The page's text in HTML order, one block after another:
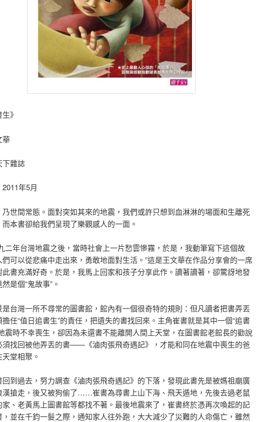
》
華
下雜誌
年5月
乃世間常態。面對突如其來的地震，我們或許只想到血淋淋的場面和生離死
本書卻給我們呈現了樂觀感人的一面。
二年台灣地震之後，當時社會上一片愁雲慘霧，於是，我動筆寫下這個故
可以從悲痛中走出來，勇敢地面對生活。”這是王文華在作品分享會的一席
書充滿好奇。於是，我馬上回家和孩子分享此作。讀著讀著，卻驚訝地發
是個“鬼故事”。
台灣一所不尋常的圖書館，館內有一個很奇特的規則：但凡讀者把書弄丟
任“值日追書生”的責任，把遺失的書找回來。主角崔書就是其中一個“追書
震時不幸喪生，卻因為未還書不能離開人間上天堂，在圖書館老館長的勸說
須找回被他弄丟的書——《滷肉張飛奇遇記》，才能和同在地震中喪生的爸
堂相聚。
到過去，努力調查《滷肉張飛奇遇記》的下落，發現此書先是被媽祖廟廣
漢搶走，後又被狗偷了……崔書為尋書上山下海、飛天遁地，先後去過老鼠
家、老黃馬上圖書館等都找不著。最後地震來了，崔書終於憑再次喚起的記
並在千鈞一髮之際，通知家人往外跑，大大減少了災難的人命傷亡，雖然